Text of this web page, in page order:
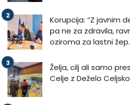
Korupcija: “Z javnim
pa ne za zdravila,
oziroma za lastni
Želja, cilj ali samo
Celje z Deželo